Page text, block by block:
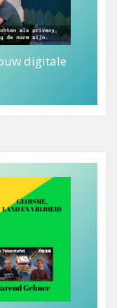
digitale